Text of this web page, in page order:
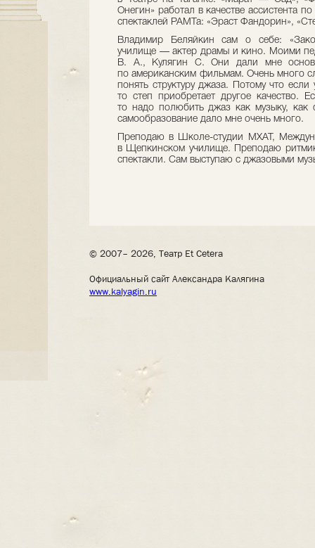
Онегин» работал в качестве ассистента
спектаклей РАМТа: «Эраст Фандорин»,
Владимир Беляйкин сам о себе:
училище — актер драмы и кино. Моими
В. А., Кулягин С. Они дали мне
по американским фильмам. Очень много
понять структуру джаза. Потому что
то степ приобретает другое качество.
то надо полюбить джаз как музыку,
самообразование дало мне очень много.
Преподаю в Школе-студии МХАТ,
в Щепкинском училище. Преподаю
спектакли. Сам выступаю с джазовыми
© 2007– 2026, Театр Et Cetera
Официальный сайт Александра Калягина
www.kalyagin.ru